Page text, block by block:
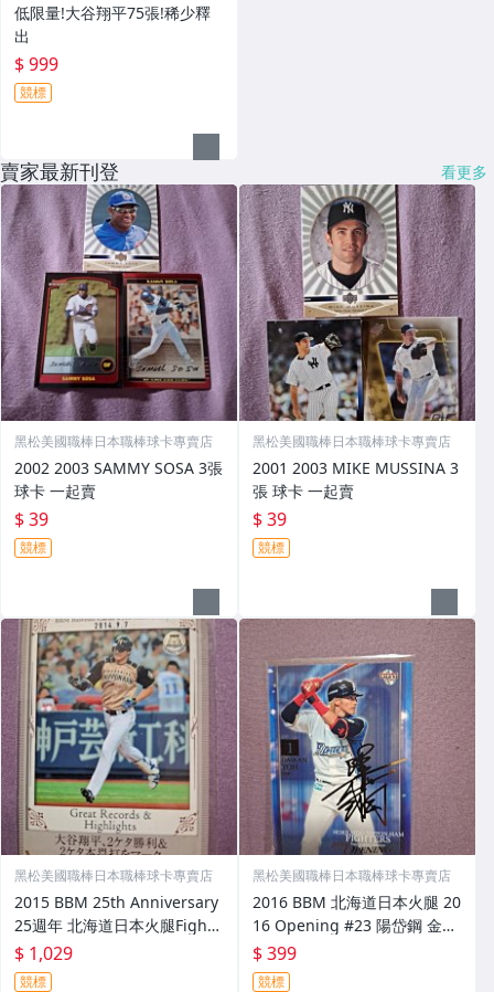
低限量!大谷翔平75張!稀少釋
出
$ 999
競標
賣家最新刊登 看更多
黑松美國職棒日本職棒球卡專賣店
2002 2003 SAMMY SOSA 3張
球卡 一起賣
$ 39
競標
黑松美國職棒日本職棒球卡專賣店
2001 2003 MIKE MUSSINA 3
張 球卡 一起賣
$ 39
競標
黑松美國職棒日本職棒球卡專賣店
2015 BBM 25th Anniversary
25週年 北海道日本火腿Fighte
rs #187 大谷翔平 Great & Hi
ghlight 1張 球卡
$ 1,029
競標
黑松美國職棒日本職棒球卡專賣店
2016 BBM 北海道日本火腿 20
16 Opening #23 陽岱鋼 金箔
$ 399
競標